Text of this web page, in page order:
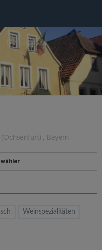
(Ochsenfurt) , Bayern
Weinspezialitäten